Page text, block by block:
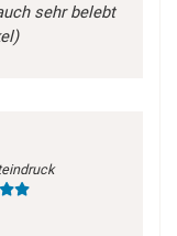
sehr belebt